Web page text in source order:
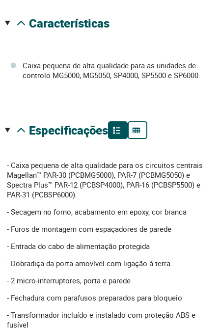
características
Caixa pequena de alta qualidade para as unidades de
controlo MG5000, MG5050, SP4000, SP5500 e SP6000.
especificações
- Caixa pequena de alta qualidade para os circuitos centrais
Magellan™ PAR-30 (PCBMG5000), PAR-7 (PCBMG5050) e
Spectra Plus™ PAR-12 (PCBSP4000), PAR-16 (PCBSP5500) e
PAR-31 (PCBSP6000).
- Secagem no forno, acabamento em epoxy, cor branca
- Furos de montagem com espaçadores de parede
- Entrada do cabo de alimentação protegida
- Dobradiça da porta amovível com ligação à terra
- 2 micro-interruptores, porta e parede
- Fechadura com parafusos preparados para bloqueio
- Transformador incluído e instalado com proteção ABS e
fusível